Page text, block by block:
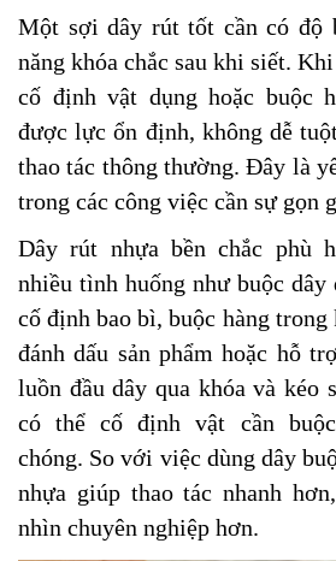
Một sợi dây rút tốt cần có độ
năng khóa chắc sau khi siết.
cố định vật dụng hoặc buộc
được lực ổn định, không dễ
thao tác thông thường. Đây là
trong các công việc cần sự gọn
Dây rút nhựa bền chắc phù
nhiều tình huống như buộc dây
cố định bao bì, buộc hàng trong
đánh dấu sản phẩm hoặc hỗ
luồn đầu dây qua khóa và kéo
có thể cố định vật cần
chóng. So với việc dùng dây
nhựa giúp thao tác nhanh
nhìn chuyên nghiệp hơn.